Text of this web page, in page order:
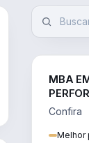
MBA
Confira
Melhor